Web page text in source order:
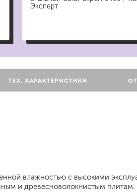
стирки и ухода за тканями
чистящие средства
средства
Эксперт
ТЕХ. ХАРАКТЕРИСТИКИ
влажностью с высокими
и древесноволокнистым плитам.